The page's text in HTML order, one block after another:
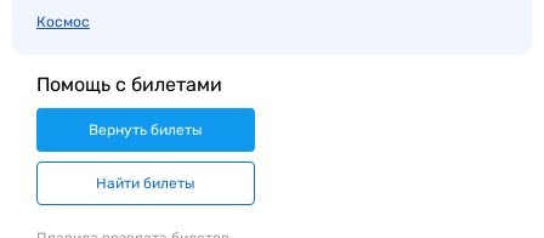
Космос
Помощь с билетами
Вернуть билеты
Найти билеты